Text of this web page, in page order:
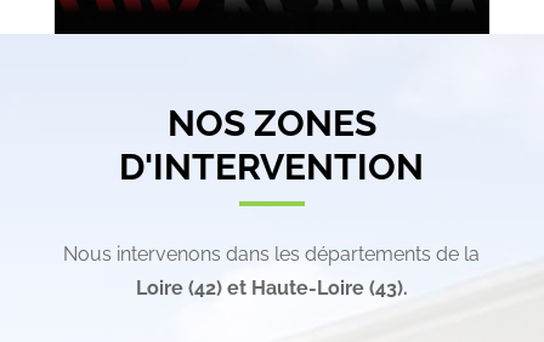
NOS ZONES
D'INTERVENTION
Nous intervenons dans les départements de la
Loire (42) et Haute-Loire (43).